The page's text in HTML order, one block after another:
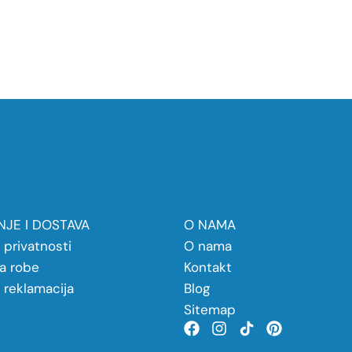
I DOSTAVA
privatnosti
robe
reklamacija
O NAMA
O nama
Kontakt
Blog
Sitemap